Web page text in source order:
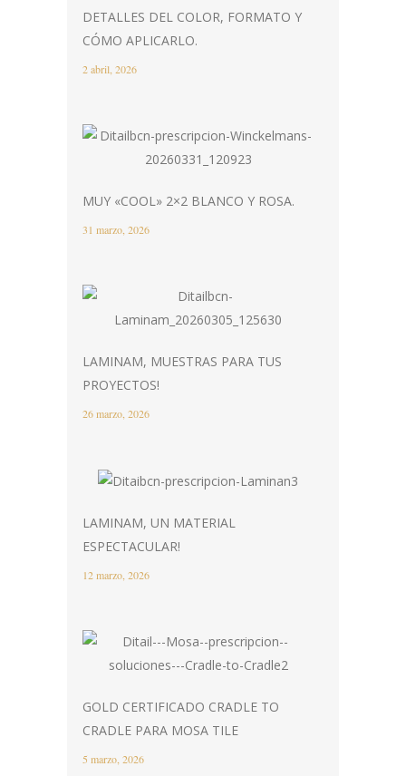
DETALLES DEL COLOR, FORMATO Y
CÓMO APLICARLO.
2 abril, 2026
MUY «COOL» 2×2 BLANCO Y ROSA.
31 marzo, 2026
LAMINAM, MUESTRAS PARA TUS
PROYECTOS!
26 marzo, 2026
LAMINAM, UN MATERIAL
ESPECTACULAR!
12 marzo, 2026
GOLD CERTIFICADO CRADLE TO
CRADLE PARA MOSA TILE
5 marzo, 2026